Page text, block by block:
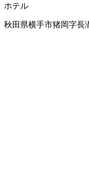
ホテル
秋田県横手市猪岡字長